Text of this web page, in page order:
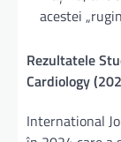
acestei
Rezultatele
Cardiology
International